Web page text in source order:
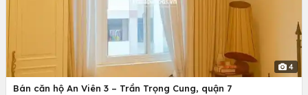
4
Bán căn hộ An Viên 3 – Trần Trọng Cung, quận 7